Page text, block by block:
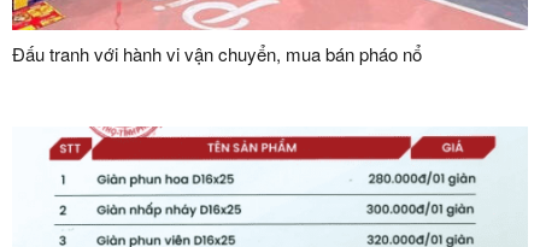
Đấu tranh với hành vi vận chuyển, mua bán pháo nổ